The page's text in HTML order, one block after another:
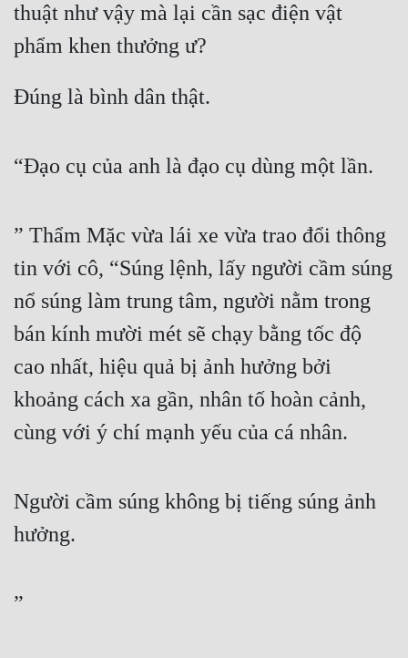
Huyền Huyễn
Huyền Ảo
Khoa Huyễn
Khoa Huyễn Không Gian
Kinh Dị
Kiếm Hiệp
Kỳ Ảo
Linh Dị
thuật như vậy mà lại cần sạc điện vật
phẩm khen thưởng ư?
Đúng là bình dân thật.
“Đạo cụ của anh là đạo cụ dùng một lần.
” Thẩm Mặc vừa lái xe vừa trao đổi thông
tin với cô, “Súng lệnh, lấy người cầm súng
nổ súng làm trung tâm, người nằm trong
bán kính mười mét sẽ chạy bằng tốc độ
cao nhất, hiệu quả bị ảnh hưởng bởi
khoảng cách xa gần, nhân tố hoàn cảnh,
cùng với ý chí mạnh yếu của cá nhân.
Người cầm súng không bị tiếng súng ảnh
hưởng.
”